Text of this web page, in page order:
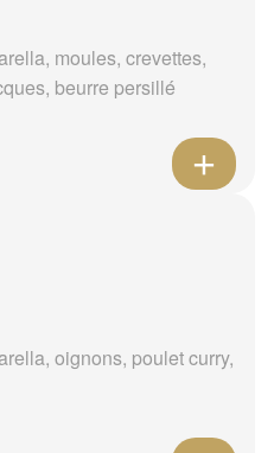
moules, crevettes,
beurre persillé
oignons, poulet curry,